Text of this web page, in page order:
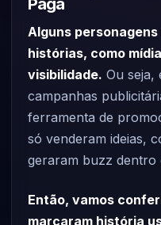
Paga
Alguns
histórias, como
visibilidade. Ou seja,
campanhas
ferramenta de
só venderam ideias,
geraram buzz dentro
Então, vamos
marcaram história